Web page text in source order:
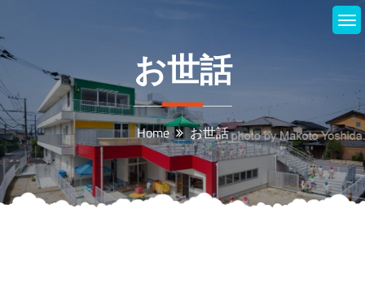
content
お世話
Home お世話